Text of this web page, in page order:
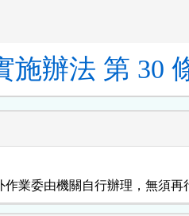
施辦法 第 30
作業委由機關自行辦理，無須再